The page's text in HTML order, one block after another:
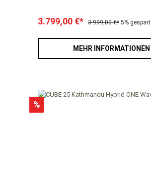
3.799,00 €* 3.999,00 €* 5% gespart
MEHR INFORMATIONEN
%